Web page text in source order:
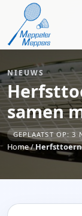
NIEUWS
samen
GEPLAATST OP: 3
Home/